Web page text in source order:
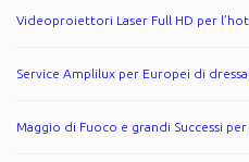
Videoproiettori Laser Full HD per
Service Amplilux per Europei di
Maggio di Fuoco e grandi Successi